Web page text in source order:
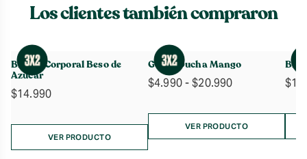
Los clientes también compraron
Bruma Corporal Beso de
Azúcar
$14.990
VER PRODUCTO
Gel de Ducha Mango
$4.990- $20.990Rango
precios:
desde
$4.990
VER PRODUCTO
$